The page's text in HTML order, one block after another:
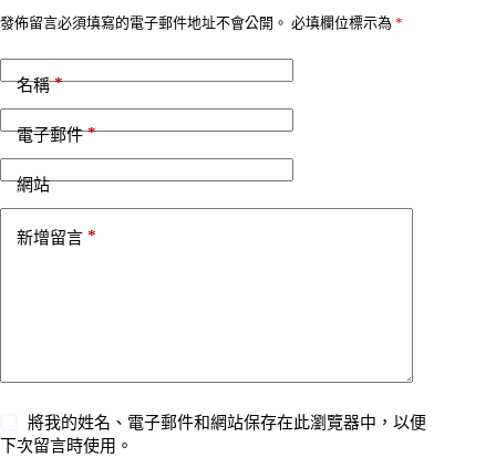
發佈留言必須填寫的電子郵件地址不會公開。 必填欄位標示為 *
名稱*
電子郵件*
網站
新增留言 *
將我的姓名、電子郵件和網站保存在此瀏覽器中，以便
下次留言時使用。